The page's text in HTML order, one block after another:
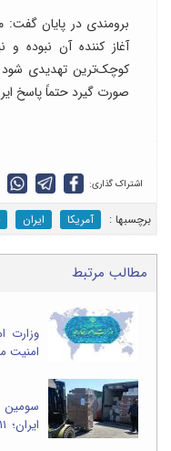
برومندی در پایان
آغاز کننده آن نبوده و
کوچک‌ترین تهدیدی
صورت گیرد حتماً پاسخ
اشتراک گذاری:
برچسب‎ها : آمریکا ایران
مطالب مرتبط
وزارت
امنیت
سومین